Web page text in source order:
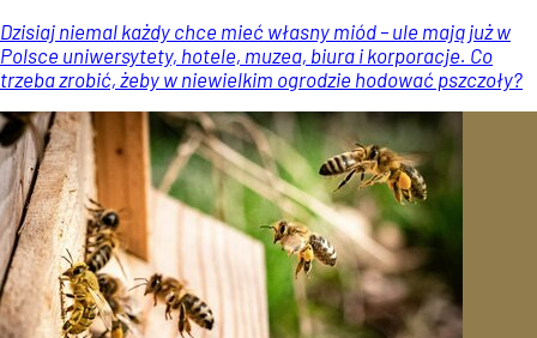
Dzisiaj niemal każdy chce mieć własny miód – ule mają już w
Polsce uniwersytety, hotele, muzea, biura i korporacje. Co
trzeba zrobić, żeby w niewielkim ogrodzie hodować pszczoły?